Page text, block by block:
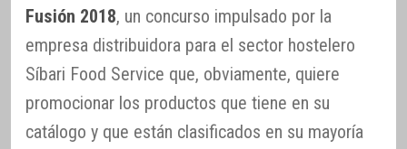
Fusión 2018, un concurso impulsado por la
empresa distribuidora para el sector hostelero
Síbari Food Service que, obviamente, quiere
promocionar los productos que tiene en su
catálogo y que están clasificados en su mayoría